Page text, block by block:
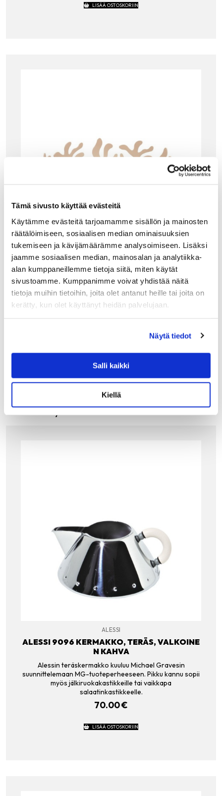
Tämä sivusto käyttää evästeitä
Käytämme evästeitä tarjoamamme sisällön ja mainosten
räätälöimiseen, sosiaalisen median ominaisuuksien
tukemiseen ja kävijämäärämme analysoimiseen. Lisäksi
jaamme sosiaalisen median, mainosalan ja analytiikka-
alan kumppaneillemme tietoja siitä, miten käytät
sivustoamme. Kumppanimme voivat yhdistää näitä
tietoja muihin tietoihin, joita olet antanut heille tai joita on
kerätty, kun olet käyttänyt heidän palvelujaan.
Näytä tiedot
Salli kaikki
Kiellä
LISÄÄ OSTOSKORIIN
ALESSI
ALESSI MEDITERRANEO KULHO 29CM, NUDE
Alessin Mediterraneo kulho on kattauksen kaunistus!
Mediterraneo tuoteperheen muotokieli on saanut idean
korallista. Kulho sopii vaikkapa hedelmien tarjoiluun tai
leipäkoriksi. Kulhoon on saatavana myös läpinäkyvä…
Tutustu myös
ALESSI
ALESSI 9096 KERMAKKO, TERÄS, VALKOINE
N KAHVA
Alessin teräskermakko kuuluu Michael Gravesin
suunnittelemaan MG-tuoteperheeseen. Pikku kannu sopii
myös jälkiruokakastikkeille tai vaikkapa
salaatinkastikkeelle.
70.00€
LISÄÄ OSTOSKORIIN